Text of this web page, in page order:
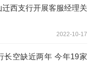
迁西支行开展客服经理关
2022-10-17
长空缺近两年 今年19家